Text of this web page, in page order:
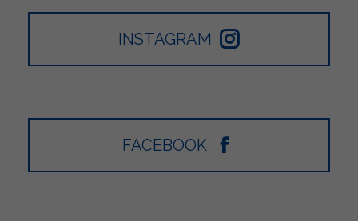
INSTAGRAM
FACEBOOK